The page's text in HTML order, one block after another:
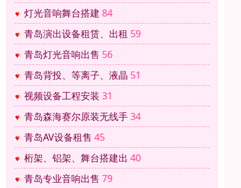
灯光音响舞台搭建 84
青岛演出设备租赁、出租 59
青岛灯光音响出售 56
青岛背投、等离子、液晶 51
视频设备工程安装 31
青岛森海赛尔原装无线手34
青岛AV设备租售 45
桁架、铝架、舞台搭建出 40
青岛专业音响出售 79